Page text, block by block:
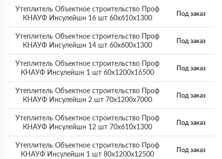
Утеплитель Объектное строительство Проф
КНАУФ Инсулейшн 16 шт 60х610х1300
Под заказ
Утеплитель Объектное строительство Проф
КНАУФ Инсулейшн 14 шт 60х600х1300
Под заказ
Утеплитель Объектное строительство Проф
КНАУФ Инсулейшн 1 шт 60х1200х16500
Под заказ
Утеплитель Объектное строительство Проф
КНАУФ Инсулейшн 2 шт 70х1200х7000
Под заказ
Утеплитель Объектное строительство Проф
КНАУФ Инсулейшн 12 шт 70х610х1300
Под заказ
Утеплитель Объектное строительство Проф
КНАУФ Инсулейшн 1 шт 80х1200х12500
Под заказ